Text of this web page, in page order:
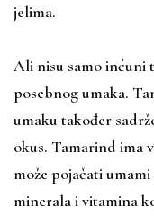
jelima.
Ali nisu samo inćuni
posebnog umaka.
umaku također
okus. Tamarind ima
može pojačati
minerala i vitamina